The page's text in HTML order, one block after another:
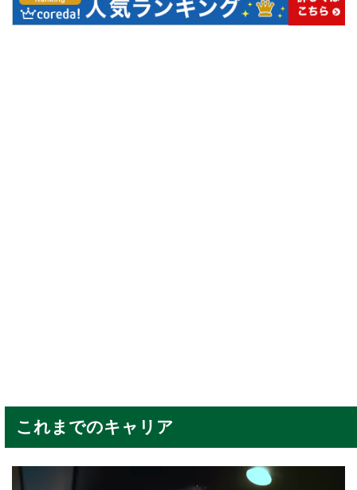
これまでのキャリア